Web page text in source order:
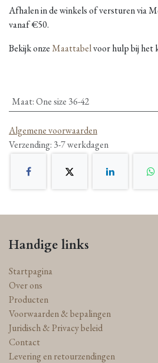
Afhalen in de winkels of versturen via
vanaf €50.
Bekijk onzeMaattabelvoor hulp bij het
Maat:One size 36-42
Algemene voorwaarden
Verzending: 3-7 werkdagen
Handige links
Startpagina
Over ons
Producten
Voorwaarden & bepalingen
Juridisch & Privacy beleid
Contact
Levering en retourzendingen